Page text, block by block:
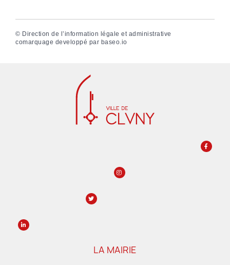
© Direction de l’information légale et administrative
comarquage developpé par baseo.io
LA MAIRIE